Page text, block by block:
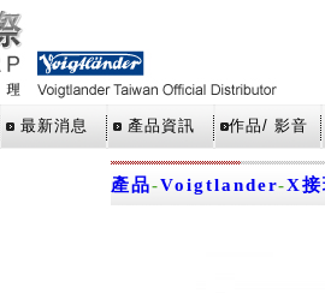
最新消息 產品資訊 作品/ 影音
產品-Voigtlander-X接